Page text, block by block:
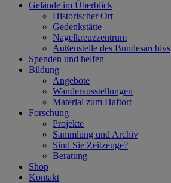
Gelände im Überblick
Historischer Ort
Gedenkstätte
Nagelkreuzzentrum
Außenstelle des Bundesarchivs
Spenden und helfen
Bildung
Angebote
Wanderausstellungen
Material zum Haftort
Forschung
Projekte
Sammlung und Archiv
Sind Sie Zeitzeuge?
Beratung
Shop
Kontakt